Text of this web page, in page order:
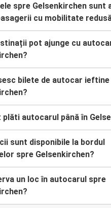
spre Gelsenkirchen sunt
cu mobilitate
pot ajunge cu
bilete de autocar
plăti autocarul până în
sunt disponibile la bordul
spre Gelsenkirchen?
un loc în autocarul spre